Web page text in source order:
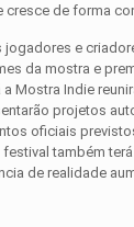
de forma
jogadores e
da mostra e
Mostra Indie
projetos
oficiais
também
de realidade